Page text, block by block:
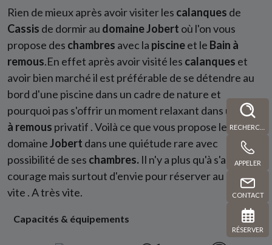
APPELER
CONTACT
RÉSERVER
Rien de mieux après avoir visiter les calanques de
Cassis de dormir au domaine Jobert où l'on vous
propose des chambres avec la piscineet le Bain à
remous.En effet après avoir visité les calanques et
avoir bien marché il est préférable de se détendre au
bord d'une piscine dans un cadre de nature et
pourquoi pas s'offrir un moment relaxant dans un
Bain
à remous privatif . Voilà ce que vous propose le
domaineJobert dans une quiétude rare avec
possibilité de ses chambres. Il n'y a plus qu'à s'armer de
courage mais surtout d'envie pour réserver au plus
vite . A très vite.
Capacités & équipements